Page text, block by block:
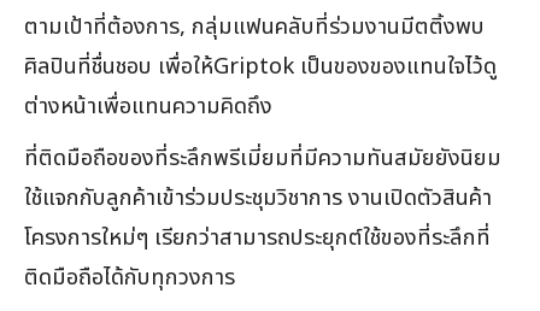
ตามเป้าที่ต้องการ, กลุ่มแฟนคลับที่ร่วมงานมีตติ้งพบ
ศิลปินที่ชื่นชอบ เพื่อให้Griptok เป็นของของแทนใจไว้ดู
ต่างหน้าเพื่อแทนความคิดถึง
ที่ติดมือถือของที่ระลึกพรีเมี่ยมที่มีความทันสมัยยังนิยม
ใช้แจกกับลูกค้าเข้าร่วมประชุมวิชาการ งานเปิดตัวสินค้า
โครงการใหม่ๆ เรียกว่าสามารถประยุกต์ใช้ของที่ระลึกที่
ติดมือถือได้กับทุกวงการ